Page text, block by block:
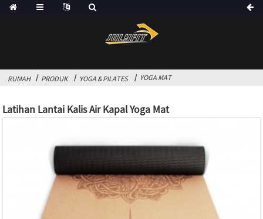
RUMAH PRODUK YOGA & PILATES YOGA MAT
Latihan Lantai Kalis Air Kapal Yoga Mat